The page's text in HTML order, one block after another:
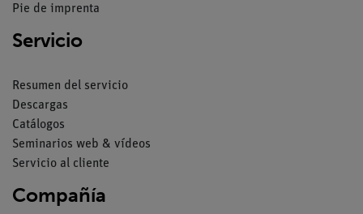
Pie de imprenta
Servicio
Resumen del servicio
Descargas
Catálogos
Seminarios web & vídeos
Servicio al cliente
Compañía